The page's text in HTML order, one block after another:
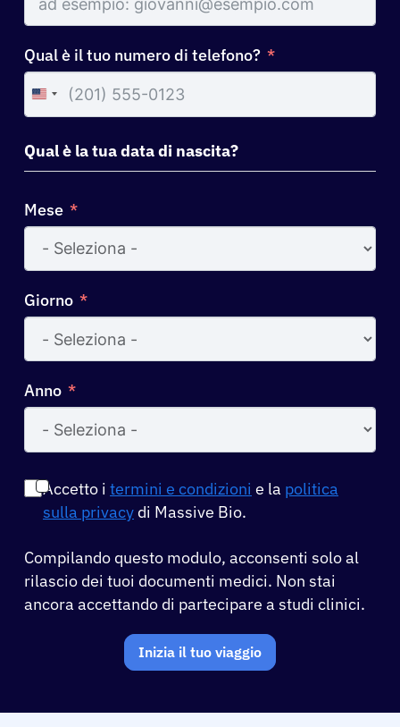
Qual è il tuo numero di telefono?
United
States
+1
Qual è la tua data di nascita?
Mese
Giorno
Anno
Accetto i termini e condizioni e la politica
sulla privacy di Massive Bio.
Compilando questo modulo, acconsenti solo al
rilascio dei tuoi documenti medici. Non stai
ancora accettando di partecipare a studi clinici.
Inizia il tuo viaggio